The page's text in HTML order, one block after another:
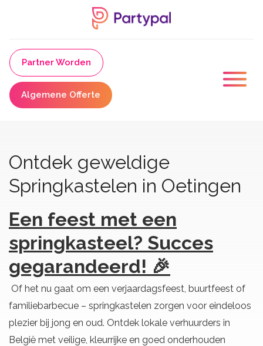
Partner Worden
Algemene Offerte
Ontdek geweldige
Springkastelen in Oetingen
Een feest met een
springkasteel? Succes
gegarandeerd! 🎉
Of het nu gaat om een verjaardagsfeest, buurtfeest of
familiebarbecue – springkastelen zorgen voor eindeloos
plezier bij jong en oud. Ontdek lokale verhuurders in
België met veilige, kleurrijke en goed onderhouden